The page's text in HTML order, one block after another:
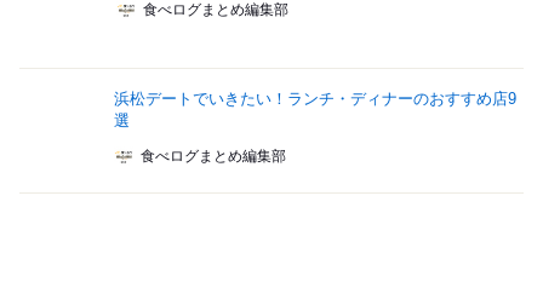
食べログまとめ編集部
浜松デートでいきたい！ランチ・ディナーのおすすめ店9
選
食べログまとめ編集部